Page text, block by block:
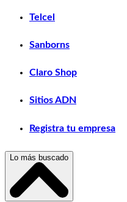
Telcel
Sanborns
Claro Shop
Sitios ADN
Registra tu empresa
Lo más buscado